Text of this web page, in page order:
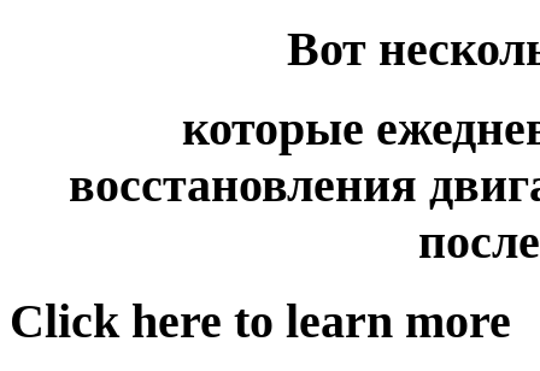
Вот
которые
восстановления
Click here to learn more